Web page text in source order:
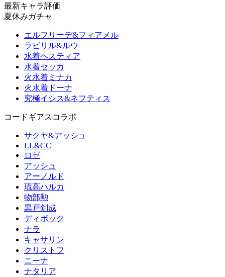
最新キャラ評価
夏休みガチャ
エルフリーデ&フィアメル
ラビリル&ルウ
水着ヘスティア
水着セッカ
火水着ミナカ
火水着ドーナ
究極イシス&ネフティス
コードギアスコラボ
サクヤ&アッシュ
LL&CC
ロゼ
アッシュ
アーノルド
琉高ハルカ
物部勲
黒戸剣成
ディボック
ナラ
キャサリン
クリストフ
ニーナ
ナタリア